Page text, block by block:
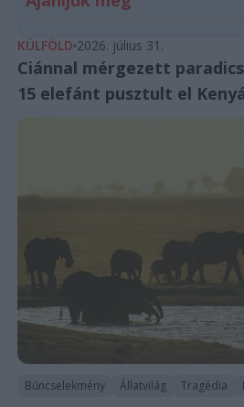
KÜLFÖLD 2026. július 31.
Ciánnal mérgezett
15 elefánt pusztult el
Bűncselekmény Állatvilág Tragédia